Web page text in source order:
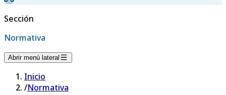
Sección
Normativa
Abrir menú lateral
Inicio
/Normativa